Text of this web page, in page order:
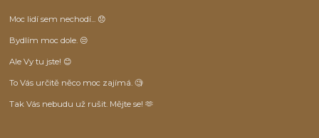
Moc lidí sem nechodí... 😞
Bydlím moc dole. 😒
Ale Vy tu jste! 😊
To Vás určitě něco moc zajímá. 🧐
Tak Vás nebudu už rušit. Mějte se! 🫶